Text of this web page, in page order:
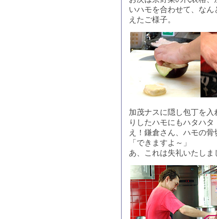
いハモを合わせて、な
えたご様子。
加茂ナスに隠し包丁を
りしたハモにもハタハタ
え！鎌倉さん、ハモの
「できますよ～」
あ、これは失礼いたし